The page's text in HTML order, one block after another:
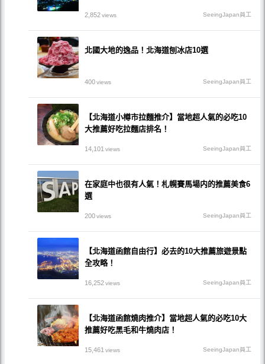
2,852views SeeingJapan員工
北國大地的逸品！北海道刨冰店10選
400views SeeingJapan員工
【北海道小樽市拉麵推介】當地超人氣的必吃10
大推薦好吃拉麵店排名！
14,101 views SeeingJapan員工
在家庭中也很有人氣！札幌賽馬場内的推薦美食6
選
200views SeeingJapan員工
【北海道函館自由行】必去的10大推薦旅遊景點
全攻略！
16,252views SeeingJapan員工
【北海道函館燒肉推介】當地超人氣的必吃10大
推薦好吃黑毛和牛燒肉店！
15,461 views SeeingJapan員工